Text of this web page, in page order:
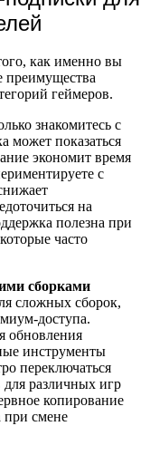
как именно вы
преимущества
геймеров.
знакомитесь с
показаться
экономит время
с
на
полезна при
часто
сборками
сложных сборок,
доступа.
обновления
инструменты
переключаться
различных игр
копирование
при смене